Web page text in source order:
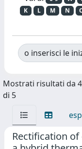
K
L M N
o inserisci le
Mostrati risultati da
di 5
Rectification